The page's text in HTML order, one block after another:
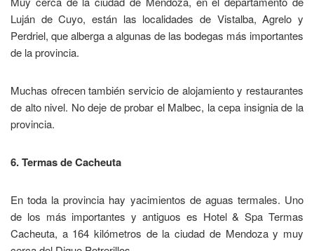
Luján de Cuyo, están las localidades de Vistalba, Agrelo y
Perdriel, que alberga a algunas de las bodegas más importantes
de la provincia.
Muchas ofrecen también servicio de alojamiento y restaurantes
de alto nivel. No deje de probar el Malbec, la cepa insignia de la
provincia.
6. Termas de Cacheuta
En toda la provincia hay yacimientos de aguas termales. Uno
de los más importantes y antiguos es Hotel & Spa Termas
Cacheuta, a 164 kilómetros de la ciudad de Mendoza y muy